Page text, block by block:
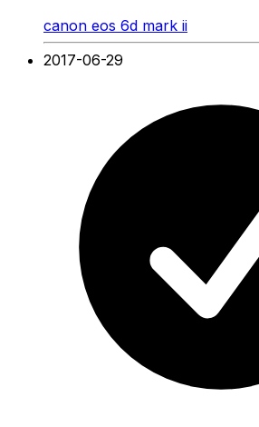
canon eos 6d mark ii
2017-06-29